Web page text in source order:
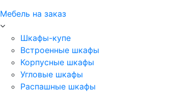
Мебель на заказ
Шкафы-купе
Встроенные шкафы
Корпусные шкафы
Угловые шкафы
Распашные шкафы